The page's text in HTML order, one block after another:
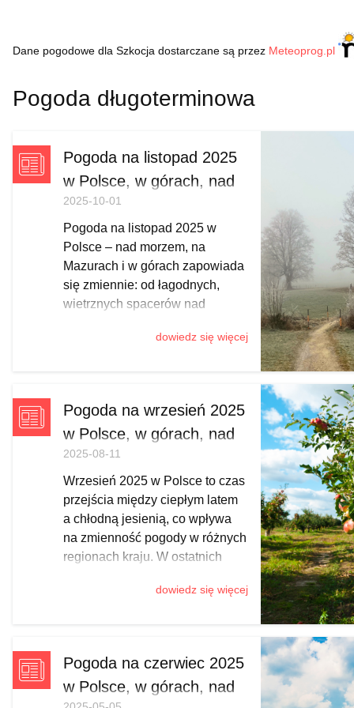
Dane pogodowe dla Szkocja dostarczane są przez Meteoprog.pl
Pogoda długoterminowa
Pogoda na listopad 2025
w Polsce, w górach, nad
morzem
2025-10-01
Pogoda na listopad 2025 w
Polsce – nad morzem, na
Mazurach i w górach zapowiada
się zmiennie: od łagodnych,
wietrznych spacerów nad
słoneczne Mazury i pierwsze
Karkonoszach i Beskidach.
Sprawdź, kiedy trafić na
przejaśnienia, gdzie spodziewać
się śliskich szlaków i jak
zaplanować jesienny wypad z
odpowiednim ekwipunkiem.
dowiedz się więcej
Pogoda na wrzesień 2025
w Polsce, w górach, nad
morzem
2025-08-11
Wrzesień 2025 w Polsce to czas
przejścia między ciepłym latem
a chłodną jesienią, co wpływa
na zmienność pogody w różnych
regionach kraju. W ostatnich
ciepły. A jak będzie w tym roku?
dowiedz się więcej
Pogoda na czerwiec 2025
w Polsce, w górach, nad